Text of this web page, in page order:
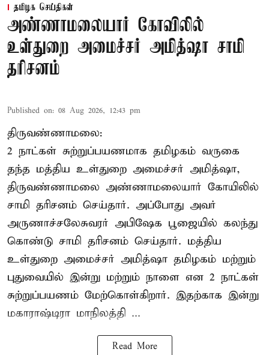
தமிழக செய்திகள்
அண்ணாமலையார் கோவிலில்
உள்துறை அமைச்சர் அமித்ஷா சாமி
தரிசனம்
Published on: 08 Aug 2026, 12:43 pm
திருவண்ணாமலை:
2 நாட்கள் சுற்றுப்பயணமாக தமிழகம் வருகை
தந்த மத்திய உள்துறை அமைச்சர் அமித்ஷா,
திருவண்ணாமலை அண்ணாமலையார் கோயிலில்
சாமி தரிசனம் செய்தார். அப்போது அவர்
அருணாச்சலேசுவரர் அபிஷேக பூஜையில் கலந்து
கொண்டு சாமி தரிசனம் செய்தார். மத்திய
உள்துறை அமைச்சர் அமித்ஷா தமிழகம் மற்றும்
புதுவையில் இன்று மற்றும் நாளை என 2 நாட்கள்
சுற்றுப்பயணம் மேற்கொள்கிறார். இதற்காக இன்று
மகாராஷ்டிரா மாநிலத்தி ...
Read More